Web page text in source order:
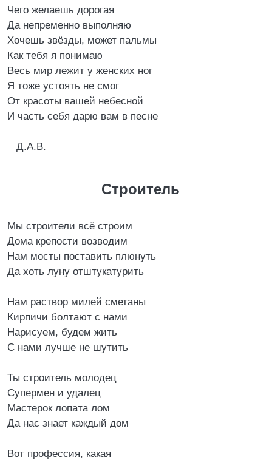
Чего желаешь дорогая
Да непременно выполняю
Хочешь звёзды, может пальмы
Как тебя я понимаю
Весь мир лежит у женских ног
Я тоже устоять не смог
От красоты вашей небесной
И часть себя дарю вам в песне
Д.А.В.
Строитель
Мы строители всё строим
Дома крепости возводим
Нам мосты поставить плюнуть
Да хоть луну отштукатурить
Нам раствор милей сметаны
Кирпичи болтают с нами
Нарисуем, будем жить
С нами лучше не шутить
Ты строитель молодец
Супермен и удалец
Мастерок лопата лом
Да нас знает каждый дом
Вот профессия, какая